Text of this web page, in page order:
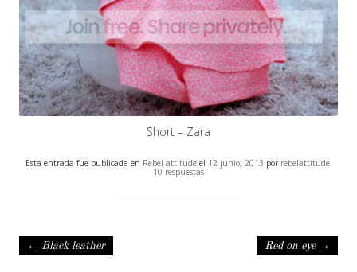
Short – Zara
Esta entrada fue publicada en Rebel attitudeel 12 junio, 2013 por rebelattitude.
10 respuestas
Navegación de entradas
← Black leather Red on eye →